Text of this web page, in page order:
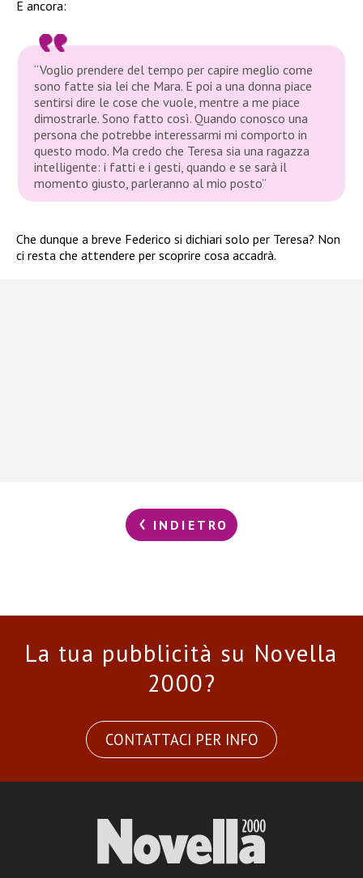
E ancora:
“Voglio prendere del tempo per capire meglio come
sono fatte sia lei che Mara. E poi a una donna piace
sentirsi dire le cose che vuole, mentre a me piace
dimostrarle. Sono fatto così. Quando conosco una
persona che potrebbe interessarmi mi comporto in
questo modo. Ma credo che Teresa sia una ragazza
intelligente: i fatti e i gesti, quando e se sarà il
momento giusto, parleranno al mio posto”
Che dunque a breve Federico si dichiari solo per Teresa? Non
ci resta che attendere per scoprire cosa accadrà.
INDIETRO
La tua pubblicità su Novella
2000?
CONTATTACI PER INFO